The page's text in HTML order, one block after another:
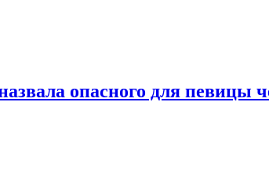
опасного для певицы